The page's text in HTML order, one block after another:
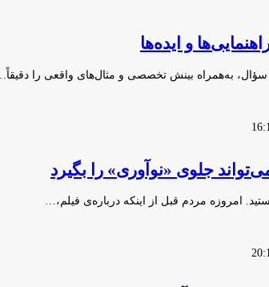
و ایده‌ها
به‌همراه بینش تخصصی و مثال‌های واقعی را دقیقاً…
جلوی «نوآوری» را بگیرد
امروزه مردم قبل از اینکه درباره‌ی فیلم،…